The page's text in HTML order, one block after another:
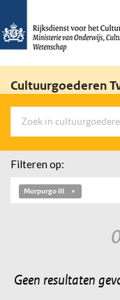
Cultuurgoederen
Filteren op:
Morpurgo III
Geen resultaten